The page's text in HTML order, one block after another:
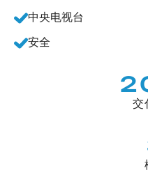
中央电视台
安全
交